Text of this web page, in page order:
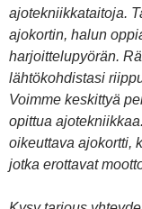
ajotekniikkataitoja.
ajokortin, halun
harjoittelupyörän.
lähtökohdistasi
Voimme keskittyä
opittua
oikeuttava ajokortti,
jotka erottavat